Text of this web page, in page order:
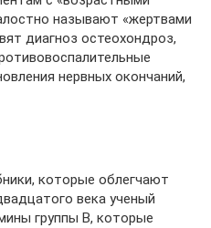
называют «жертвами
диагноз остеохондроз,
нервных окончаний,
которые облегчают
века ученый
группы B, которые